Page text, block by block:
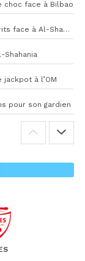
choc face à Bilbao
Abdelli ouvre son compteur et marque les esprits face à Al-Shahania
Shahania
à l’OM
pour son gardien